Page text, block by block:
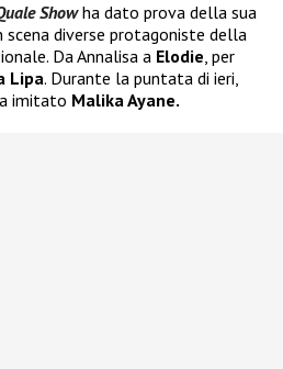
Show ha dato prova della sua
diverse protagoniste della
Da Annalisa a Elodie, per
Lipa. Durante la puntata di ieri,
imitato Malika Ayane.